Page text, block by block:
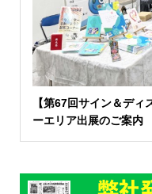
【第67回サイン＆デ
ーエリア出展のご案内